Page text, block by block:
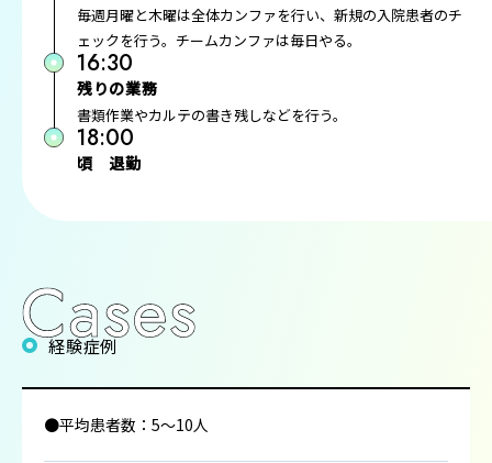
毎週月曜と木曜は全体カンファを行い、新規の入院患者のチ
ェックを行う。チームカンファは毎日やる。
16:30
残りの業務
書類作業やカルテの書き残しなどを行う。
18:00
頃 退勤
経験症例
●平均患者数：5～10人